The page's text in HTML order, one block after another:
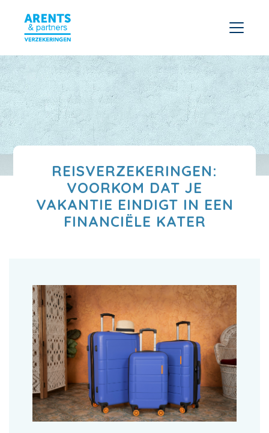
REISVERZEKERINGEN:
VOORKOM DAT JE
VAKANTIE EINDIGT IN EEN
FINANCIËLE KATER